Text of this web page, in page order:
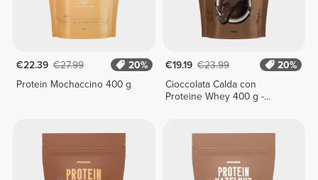
€22.39 €27.99
20%
Protein Mochaccino 400 g
€19.19 €23.99
20%
Cioccolata Calda con
Proteine Whey 400 g -